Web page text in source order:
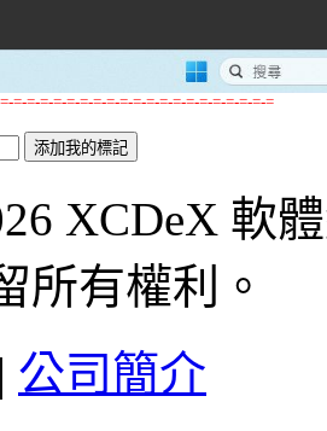
=-=-=-=-=-=-=-=-=-=-=-=-=-=-=-=-=-=-=-=
XCDeX 軟
所有權利。
| 公司簡介